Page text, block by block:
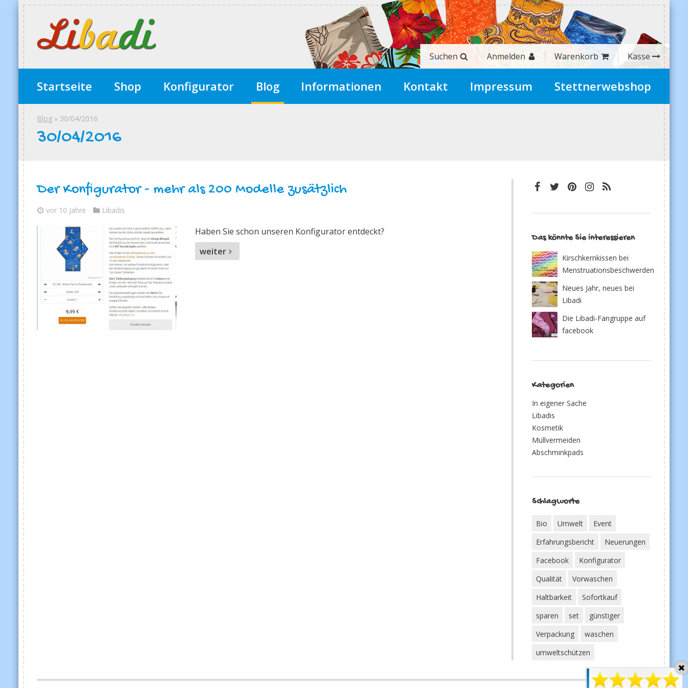
Suchen Anmelden Warenkorb Kasse
Startseite Shop Konfigurator Blog Informationen Kontakt Impressum Stettnerwebshop
Blog » 30/04/2016
30/04/2016
Der Konfigurator - mehr als 200 Modelle zusätzlich
vor 10 Jahre Libadis
Haben Sie schon unseren Konfigurator entdeckt?
weiter
Das könnte Sie interessieren
Kirschkernkissen bei
Menstruationsbeschwerden
Neues Jahr, neues bei
Libadi
Die Libadi-Fangruppe auf
facebook
Kategorien
In eigener Sache
Libadis
Kosmetik
Müllvermeiden
Abschminkpads
Schlagworte
Bio Umwelt
Event
Erfahrungsbericht
Neuerungen
Facebook
Konfigurator
Qualität
Vorwaschen
Haltbarkeit
Sofortkauf
sparen
set
günstiger
Verpackung
waschen
umweltschützen